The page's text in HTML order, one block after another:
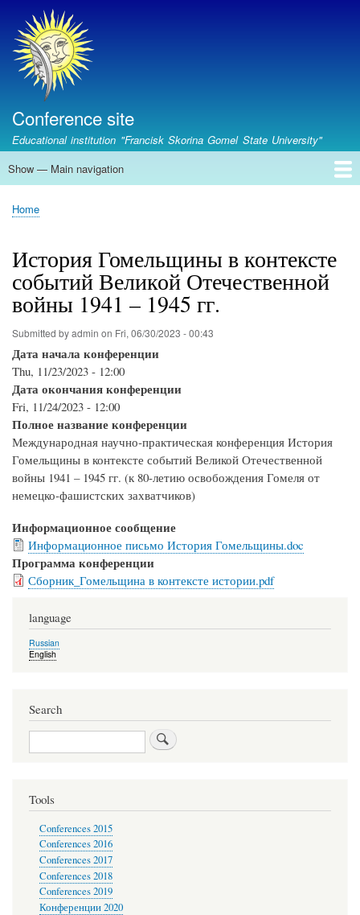
Conference site
Educational institution "Francisk Skorina Gomel State University"
Main
Show — Main navigation
Главная
Upcoming conferences
Conferences archive
Contacts
Breadcrumb
Home
История Гомельщины в контексте
событий Великой Отечественной
войны 1941 – 1945 гг.
Submitted byadmin on Fri, 06/30/2023 - 00:43
Дата начала конференции
Thu, 11/23/2023 - 12:00
Дата окончания конференции
Fri, 11/24/2023 - 12:00
Полное название конференции
Международная научно-практическая конференция История
Гомельщины в контексте событий Великой Отечественной
войны 1941 – 1945 гг. (к 80-летию освобождения Гомеля от
немецко-фашистских захватчиков)
Информационное сообщение
Информационное письмо История Гомельщины.doc
Программа конференции
Сборник_Гомельщина в контексте истории.pdf
language
Russian
English
Search
Search
Tools
Conferences 2015
Conferences 2016
Conferences 2017
Conferences 2018
Conferences 2019
Конференции 2020